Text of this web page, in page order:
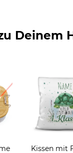
Deinem
Kissen mit